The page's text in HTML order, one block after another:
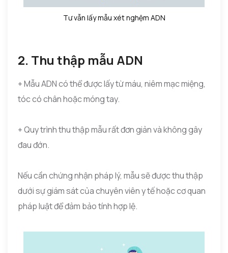
Tư vẫn lấy mẫu xét nghệm ADN
2. Thu thập mẫu ADN
+ Mẫu ADN có thể được lấy từ máu, niêm mạc miệng,
tóc có chân hoặc móng tay.
+ Quy trình thu thập mẫu rất đơn giản và không gây
đau đớn.
Nếu cần chứng nhận pháp lý, mẫu sẽ được thu thập
dưới sự giám sát của chuyên viên y tế hoặc cơ quan
pháp luật để đảm bảo tính hợp lệ.